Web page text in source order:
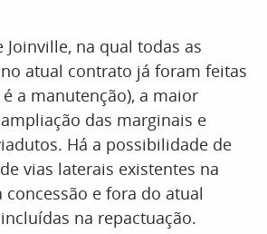
Joinville, na qual todas as
atual contrato já foram feitas
a manutenção), a maior
das marginais e
Há a possibilidade de
vias laterais existentes na
concessão e fora do atual
na repactuação.